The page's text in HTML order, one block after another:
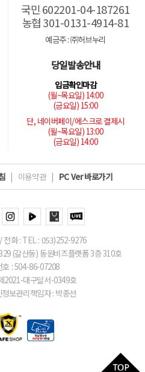
국민 602201-04-187261
농협 301-0131-4914-81
예금주 : ㈜허브누리
당일발송안내
입금확인마감
(월~목요일) 14:00
(금요일) 15:00
단, 네이버페이/에스크로 결제시
(월~목요일) 13:00
(금요일) 14:00
| 이용약관 | PC Ver 바로가기
전화 : TEL : 053)252-9276
(갈산동) 동원비즈플랫폼 3층 310호
호 : 504-86-07208
2021-대구달서-0349호
보관리책임자 : 박종선